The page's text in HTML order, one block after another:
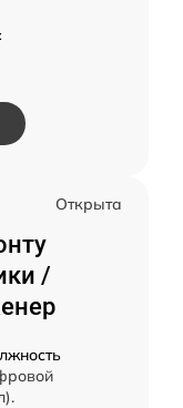
Открыта
/